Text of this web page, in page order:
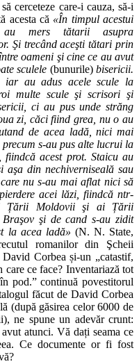
cerceteze care-i cauza, să-i
acesta că «În timpul acestui
mers tătarii asupra
Şi trecând aceşti tătari prin
oameni şi cine ce au avut
sculele (bunurile) bisericii.
iar au adus acele scule la
multe scule şi scrisori şi
ci au pus unde străng
zi, căci fiind grea, nu o au
de acea ladă, nici mai
s-au pus alte lucrui la
fiindcă acest prot. Staicu au
din nechiverniseală sau
nu s-au mai aflat nici să
acei lăzi, fiindcă ntr-
Țării Moldovii şi ai Țării
şi de cand s-au zidit
la acea ladă» (N. N. State,
romanilor din Şcheii
Corbea și-un „catastif,
ce face? Inventariază tot
pod.” continuă povestitorul
făcut de David Corbea
(după găsirea celor 6000 de
ne spune un adevăr crunt:
atunci. Vă dați seama ce
Ce documente or fi fost